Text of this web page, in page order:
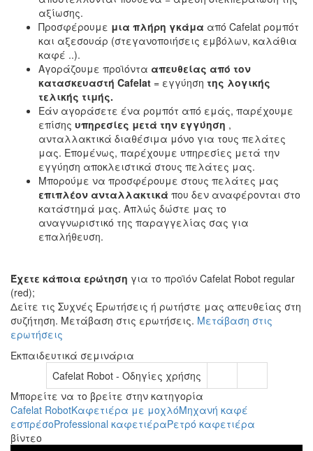
αξίωσης.
Προσφέρουμε μια πλήρη γκάμα από Cafelat ρομπότ
και αξεσουάρ (στεγανοποιήσεις εμβόλων, καλάθια
καφέ ..).
Αγοράζουμε προϊόντα απευθείας από τον
κατασκευαστή Cafelat = εγγύηση της λογικής
τελικής τιμής.
Εάν αγοράσετε ένα ρομπότ από εμάς, παρέχουμε
επίσης υπηρεσίες μετά την εγγύηση ,
ανταλλακτικά διαθέσιμα μόνο για τους πελάτες
μας. Επομένως, παρέχουμε υπηρεσίες μετά την
εγγύηση αποκλειστικά στους πελάτες μας.
Μπορούμε να προσφέρουμε στους πελάτες μας
επιπλέον ανταλλακτικά που δεν αναφέρονται στο
κατάστημά μας. Απλώς δώστε μας το
αναγνωριστικό της παραγγελίας σας για
επαλήθευση.
Έχετε κάποια ερώτηση για το προϊόν Cafelat Robot regular
(red);
Δείτε τις Συχνές Ερωτήσεις ή ρωτήστε μας απευθείας στη
συζήτηση. Μετάβαση στις ερωτήσεις. Μετάβαση στις
ερωτήσεις
Εκπαιδευτικά σεμινάρια
Cafelat Robot - Οδηγίες χρήσης
Μπορείτε να το βρείτε στην κατηγορία
Cafelat RobotΚαφετιέρα με μοχλόΜηχανή καφέ
εσπρέσοProfessional καφετιέραΡετρό καφετιέρα
βίντεο